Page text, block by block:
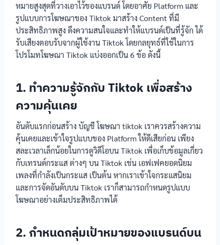
หมายสูงสุดที่วางเอาไว้ของแบรนด์ โดยอาศัย Platform และ
รูปแบบการโฆษณาของ Tiktok มาสร้าง Content ที่มี
ประสิทธิภาพสูง ดึงความสนใจและทำให้แบรนด์เป็นที่รู้จัก ได้
รับเสียงตอบรับจากผู้ใช้งาน Tiktok โดยกลยุทธ์ที่ใช้ในการ
โปรโมทโฆษณา Tiktok แบ่งออกเป็น 6 ข้อ ดังนี้
1. ทำความรู้จักกับ Tiktok เพื่อสร้าง
ความคุ้นเคย
อันดับแรกก่อนสร้าง บัญชี โฆษณา tiktok เราควรสร้างความ
คุ้นเคยและเข้าใจรูปแบบของ Platform ให้ดีเสียก่อน เพียง
สละเวลาเล็กน้อยในการดูวิดีโอบน Tiktok เพื่อเก็บข้อมูลเกี่ยว
กับเทรนด์กระแส ต่างๆ บน Tiktok เช่น เอฟเฟคยอดนิยม
เพลงที่กำลังเป็นกระแส เป็นต้น หากเราเข้าใจกระแสนิยม
และการจัดอันดับบน Tiktok เราก็สามารถกำหนดรูปแบบ
โฆษณาอย่างเต็มประสิทธิภาพได้
2. กำหนดกลุ่มเป้าหมายของแบรนด์บน